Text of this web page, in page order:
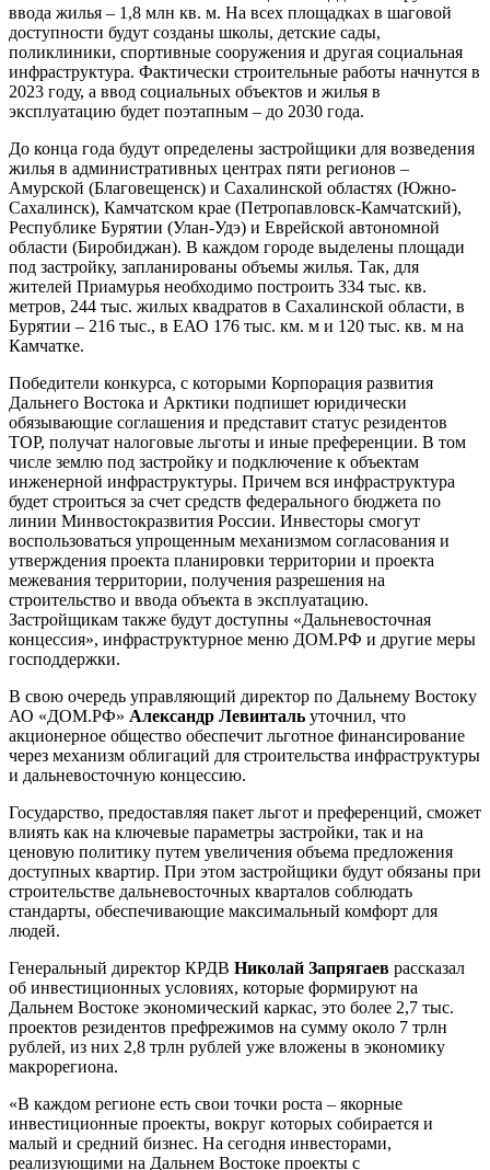
ввода жилья – 1,8 млн кв. м. На всех площадках в шаговой
доступности будут созданы школы, детские сады,
поликлиники, спортивные сооружения и другая социальная
инфраструктура. Фактически строительные работы начнутся в
2023 году, а ввод социальных объектов и жилья в
эксплуатацию будет поэтапным – до 2030 года.
До конца года будут определены застройщики для возведения
жилья в административных центрах пяти регионов –
Амурской (Благовещенск) и Сахалинской областях (Южно-
Сахалинск), Камчатском крае (Петропавловск-Камчатский),
Республике Бурятии (Улан-Удэ) и Еврейской автономной
области (Биробиджан). В каждом городе выделены площади
под застройку, запланированы объемы жилья. Так, для
жителей Приамурья необходимо построить 334 тыс. кв.
метров, 244 тыс. жилых квадратов в Сахалинской области, в
Бурятии – 216 тыс., в ЕАО 176 тыс. км. м и 120 тыс. кв. м на
Камчатке.
Победители конкурса, с которыми Корпорация развития
Дальнего Востока и Арктики подпишет юридически
обязывающие соглашения и представит статус резидентов
ТОР, получат налоговые льготы и иные преференции. В том
числе землю под застройку и подключение к объектам
инженерной инфраструктуры. Причем вся инфраструктура
будет строиться за счет средств федерального бюджета по
линии Минвостокразвития России. Инвесторы смогут
воспользоваться упрощенным механизмом согласования и
утверждения проекта планировки территории и проекта
межевания территории, получения разрешения на
строительство и ввода объекта в эксплуатацию.
Застройщикам также будут доступны «Дальневосточная
концессия», инфраструктурное меню ДОМ.РФ и другие меры
господдержки.
В свою очередь управляющий директор по Дальнему Востоку
АО «ДОМ.РФ» Александр Левинталь уточнил, что
акционерное общество обеспечит льготное финансирование
через механизм облигаций для строительства инфраструктуры
и дальневосточную концессию.
Государство, предоставляя пакет льгот и преференций, сможет
влиять как на ключевые параметры застройки, так и на
ценовую политику путем увеличения объема предложения
доступных квартир. При этом застройщики будут обязаны при
строительстве дальневосточных кварталов соблюдать
стандарты, обеспечивающие максимальный комфорт для
людей.
Генеральный директор КРДВ Николай Запрягаев рассказал
об инвестиционных условиях, которые формируют на
Дальнем Востоке экономический каркас, это более 2,7 тыс.
проектов резидентов префрежимов на сумму около 7 трлн
рублей, из них 2,8 трлн рублей уже вложены в экономику
макрорегиона.
«В каждом регионе есть свои точки роста – якорные
инвестиционные проекты, вокруг которых собирается и
малый и средний бизнес. На сегодня инвесторами,
реализующими на Дальнем Востоке проекты с